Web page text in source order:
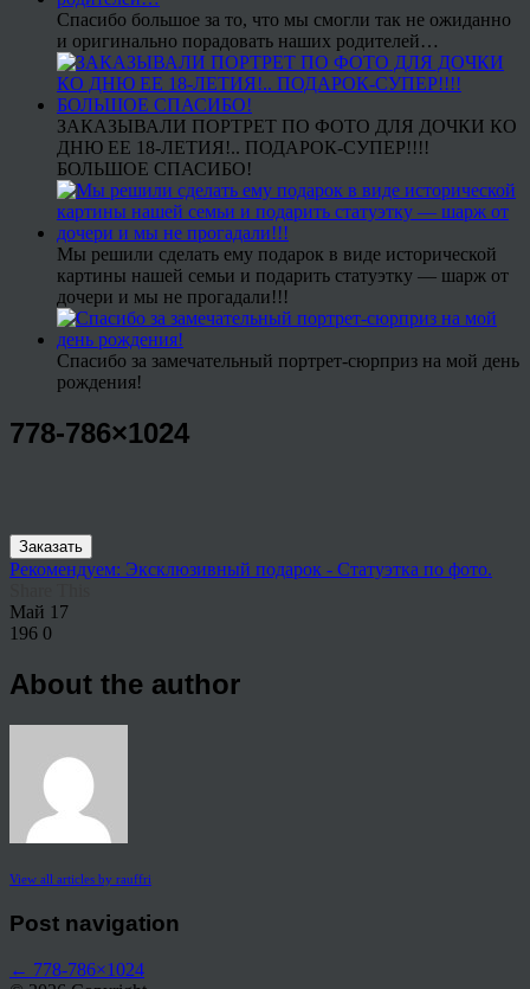
Спасибо большое за то, что мы смогли так не ожиданно
и оригинально порадовать наших родителей…
ЗАКАЗЫВАЛИ ПОРТРЕТ ПО ФОТО ДЛЯ ДОЧКИ КО
ДНЮ ЕЕ 18-ЛЕТИЯ!.. ПОДАРОК-СУПЕР!!!!
БОЛЬШОЕ СПАСИБО!
Мы решили сделать ему подарок в виде исторической
картины нашей семьи и подарить статуэтку — шарж от
дочери и мы не прогадали!!!
Спасибо за замечательный портрет-сюрприз на мой день
рождения!
778-786×1024
Заказать
Рекомендуем: Эксклюзивный подарок - Статуэтка по фото.
Май 17
196 0
About the author
View all articles by rauffri
Post navigation
← 778-786×1024